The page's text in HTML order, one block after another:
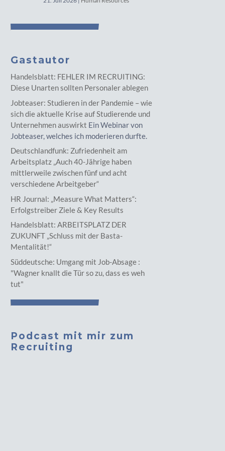
Gastautor
Handelsblatt: FEHLER IM RECRUITING:
Diese Unarten sollten Personaler ablegen
Jobteaser: Studieren in der Pandemie – wie
sich die aktuelle Krise auf Studierende und
Unternehmen auswirkt Ein Webinar von
Jobteaser, welches ich moderieren durfte.
Deutschlandfunk: Zufriedenheit am
Arbeitsplatz „Auch 40-Jährige haben
mittlerweile zwischen fünf und acht
verschiedene Arbeitgeber“
HR Journal: „Measure What Matters“:
Erfolgstreiber Ziele & Key Results
Handelsblatt: ARBEITSPLATZ DER
ZUKUNFT „Schluss mit der Basta-
Mentalität!“
Süddeutsche: Umgang mit Job-Absage :
"Wagner knallt die Tür so zu, dass es weh
tut"
Podcast mit mir zum
Recruiting